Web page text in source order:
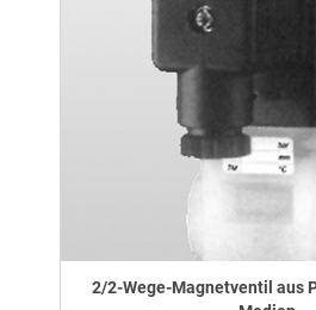
2/2-Wege-Magnetventil aus